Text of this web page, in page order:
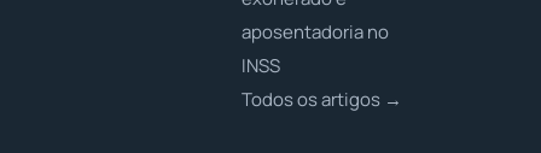
aposentadoria no
INSS
Todos os artigos →